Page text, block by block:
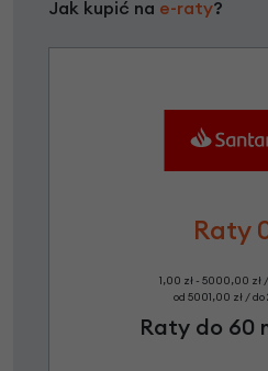
Jak kupić na e-raty?
Raty
1,00 zł - 5000,00 zł
od 5001,00 zł /
Raty do 60